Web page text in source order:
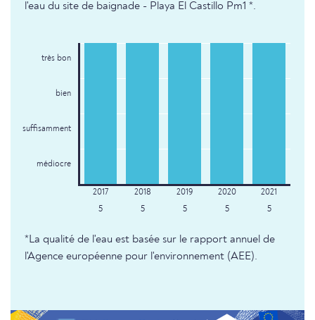
l'eau du site de baignade - Playa El Castillo Pm1 *.
très bon
bien
suffisamment
médiocre
5 5 5 5 5
*La qualité de l'eau est basée sur le rapport annuel de
l'Agence européenne pour l'environnement (AEE).